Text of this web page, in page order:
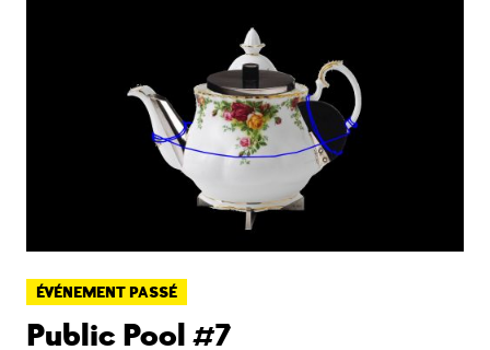
ÉVÉNEMENT PASSÉ
Public Pool #7